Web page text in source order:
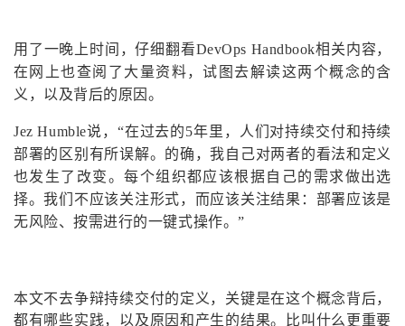
者
我
的
博
客
我
的
论
我
的
子
我
直
的
我
发
者
学
堂
我
课
的
我
Programs
的
支
持
我
的
术
我
云
用了一晚上时间，仔细翻看DevOps Handbook相关内容，
在网上也查阅了大量资料，试图去解读这两个概念的含
义，以及背后的原因。
Jez Humble说，“在过去的5年里，人们对持续交付和持续
部署的区别有所误解。的确，我自己对两者的看法和定义
也发生了改变。每个组织都应该根据自己的需求做出选
择。我们不应该关注形式，而应该关注结果：部署应该是
无风险、按需进行的一键式操作。”
本文不去争辩持续交付的定义，关键是在这个概念背后，
都有哪些实践，以及原因和产生的结果。比叫什么更重要